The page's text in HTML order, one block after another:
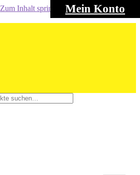
Mein Konto
Zum Inhalt springen